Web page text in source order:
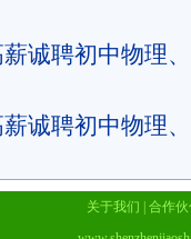
诚聘初中物理
诚聘初中物理
关于我们
合作